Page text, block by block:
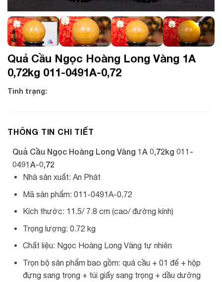
Quả Cầu Ngọc Hoàng Long Vàng 1A
0,72kg 011-0491A-0,72
Tình trạng:
THÔNG TIN CHI TIẾT
Quả Cầu Ngọc Hoàng Long Vàng 1A 0,72kg 011-
0491A-0,72
Nhà sản xuất: An Phát
Mã sản phẩm: 011-0491A-0,72
Kích thước: 11.5/ 7.8 cm (cao/ đường kính)
Trọng lượng: 0.72 kg
Chất liệu: Ngọc Hoàng Long Vàng tự nhiên
Trọn bộ sản phẩm bao gồm: quả cầu + 01 đế + hộp
đựng sang trọng + túi giấy sang trọng + dầu dưỡng